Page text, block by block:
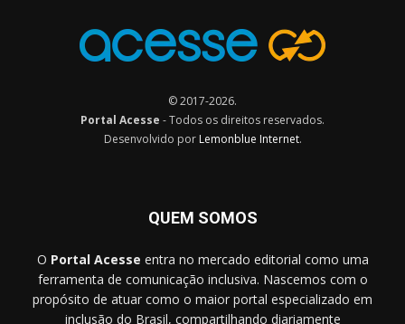
© 2017-2026.
Portal Acesse - Todos os direitos reservados.
Desenvolvido por Lemonblue Internet.
QUEM SOMOS
O Portal Acesse entra no mercado editorial como uma
ferramenta de comunicação inclusiva. Nascemos com o
propósito de atuar como o maior portal especializado em
inclusão do Brasil, compartilhando diariamente